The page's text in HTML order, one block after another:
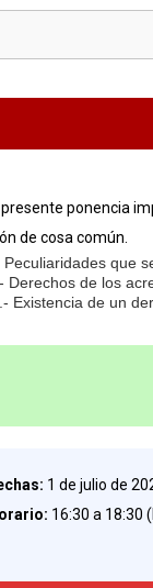
presente ponencia
de cosa común.
Peculiaridades que
Derechos de los
Existencia de un
1 de julio de
16:30 a 18:30